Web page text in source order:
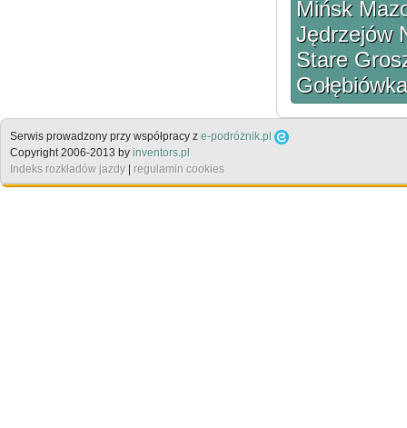
Mińsk
Jędrzejów
Stare
Serwis prowadzony przy współpracy z e-podróżnik.pl
Copyright 2006-2013 by inventors.pl
Indeks rozkładów jazdy | regulamin cookies